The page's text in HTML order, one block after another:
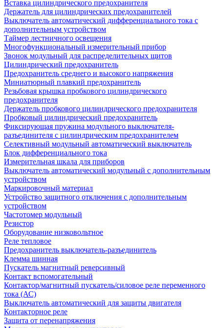
Вставка цилиндрического предохранителя
Держатель для цилиндрических предохранителей
Выключатель автоматический дифференциального тока с
дополнительным устройством
Таймер лестничного освещения
Многофункциональный измерительный прибор
Звонок модульный для распределительных щитов
Цилиндрический предохранитель
Предохранитель среднего и высокого напряжения
Миниатюрный плавкий предохранитель
Резьбовая крышка пробкового цилиндрического
предохранителя
Держатель пробкового цилиндрического предохранителя
Пробковый цилиндрический предохранитель
Фиксирующая пружина модульного выключателя-
разъединителя с цилиндрическим предохранителем
Селективный модульный автоматический выключатель
Блок дифференциального тока
Измерительная шкала для приборов
Выключатель автоматический модульный с дополнительным
устройством
Маркировочный материал
Устройство защитного отключения с дополнительным
устройством
Частотомер модульный
Резистор
Оборудование низковольтное
Реле тепловое
Предохранитель выключатель-разъединитель
Клемма шинная
Пускатель магнитный реверсивный
Контакт вспомогательный
Контактор/магнитный пускатель/силовое реле переменного
тока (АС)
Выключатель автоматический для защиты двигателя
Контакторное реле
Защита от перенапряжения